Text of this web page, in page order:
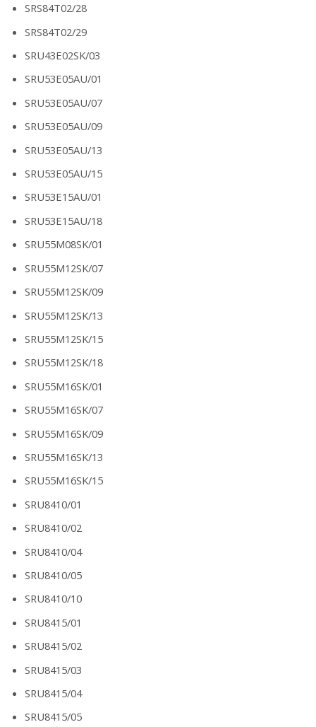
SRS84T02/28
SRS84T02/29
SRU43E02SK/03
SRU53E05AU/01
SRU53E05AU/07
SRU53E05AU/09
SRU53E05AU/13
SRU53E05AU/15
SRU53E15AU/01
SRU53E15AU/18
SRU55M08SK/01
SRU55M12SK/07
SRU55M12SK/09
SRU55M12SK/13
SRU55M12SK/15
SRU55M12SK/18
SRU55M16SK/01
SRU55M16SK/07
SRU55M16SK/09
SRU55M16SK/13
SRU55M16SK/15
SRU8410/01
SRU8410/02
SRU8410/04
SRU8410/05
SRU8410/10
SRU8415/01
SRU8415/02
SRU8415/03
SRU8415/04
SRU8415/05